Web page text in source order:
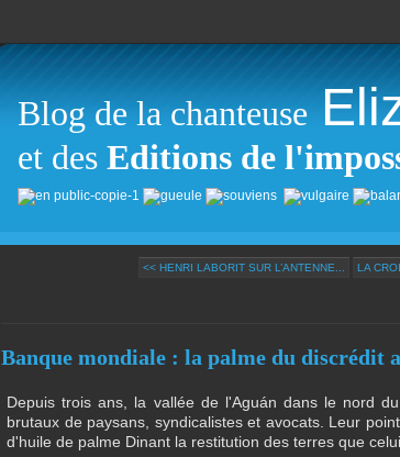
Blog de la chanteuse
et des Editions de
<< HENRI LABORIT SUR L’ANTENNE... LA
Banque mondiale : la palme du discrédit
Depuis trois ans, la vallée de l'Aguán dans le nord
brutaux de paysans, syndicalistes et avocats. Leur
d'huile de palme Dinant la restitution des terres que